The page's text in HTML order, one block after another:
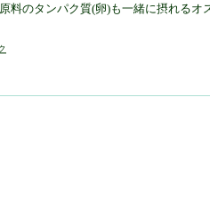
料のタンパク質(卵)も一緒に摂れるオ